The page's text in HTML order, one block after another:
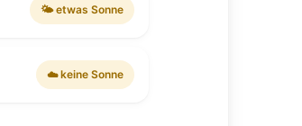
🌤 etwas Sonne
☁️ keine Sonne